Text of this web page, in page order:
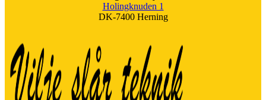
Holingknuden 1
DK-7400 Herning